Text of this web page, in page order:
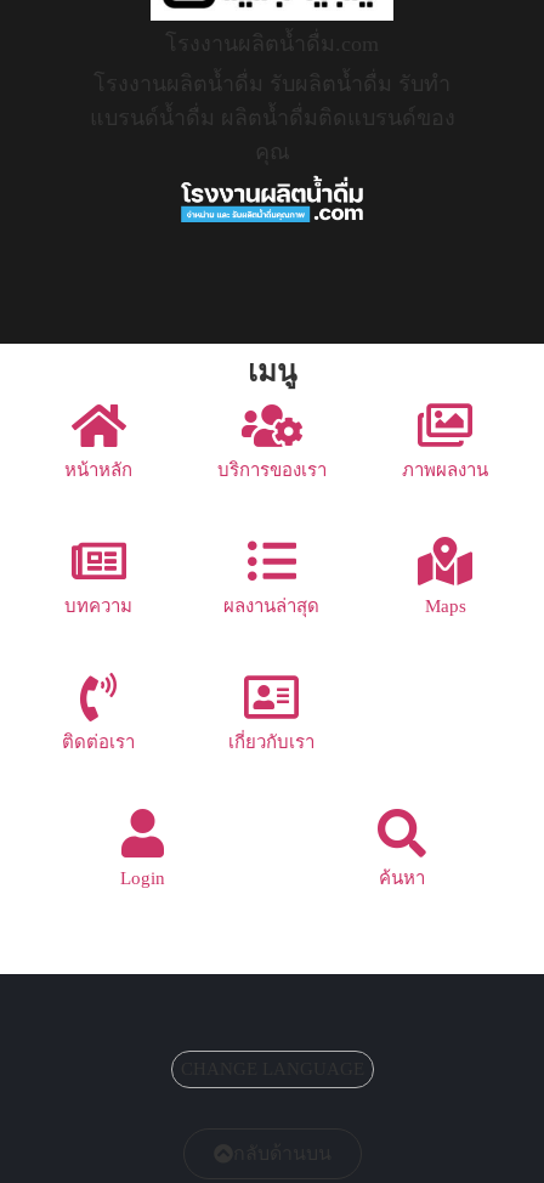
โรงงานผลิตน้ำดื่ม.com
โรงงานผลิตน้ำดื่ม รับผลิตน้ำดื่ม รับทำ
แบรนด์น้ำดื่ม ผลิตน้ำดื่มติดแบรนด์ของ
คุณ
เมนู
หน้าหลัก บริการของเรา ภาพผลงาน
บทความ ผลงานล่าสุด Maps
ติดต่อเรา เกี่ยวกับเรา
Login ค้นหา